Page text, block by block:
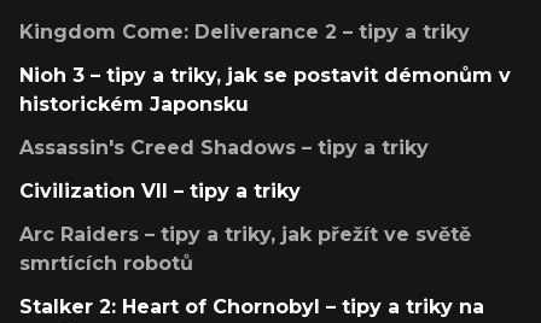
Kingdom Come: Deliverance 2 – tipy a triky
Nioh 3 – tipy a triky, jak se postavit démonům v
historickém Japonsku
Assassin's Creed Shadows – tipy a triky
Civilization VII – tipy a triky
Arc Raiders – tipy a triky, jak přežít ve světě
smrtících robotů
Stalker 2: Heart of Chornobyl – tipy a triky na